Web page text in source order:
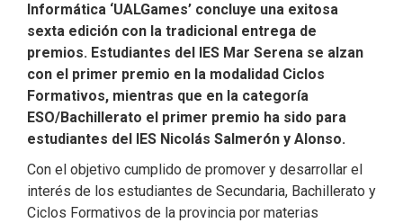
Informática ‘UALGames’ concluye una exitosa
sexta edición con la tradicional entrega de
premios. Estudiantes del IES Mar Serena se alzan
con el primer premio en la modalidad Ciclos
Formativos, mientras que en la categoría
ESO/Bachillerato el primer premio ha sido para
estudiantes del IES Nicolás Salmerón y Alonso.
Con el objetivo cumplido de promover y desarrollar el
interés de los estudiantes de Secundaria, Bachillerato y
Ciclos Formativos de la provincia por materias